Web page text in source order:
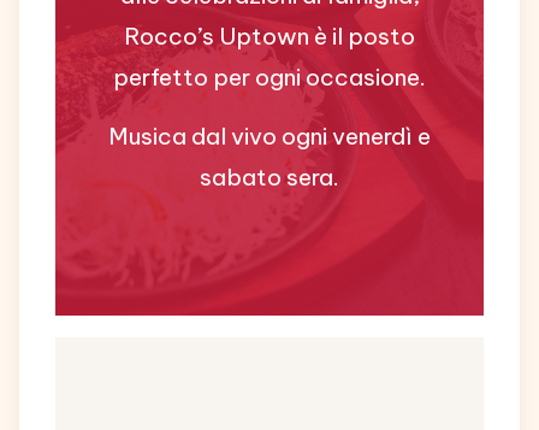
Rocco’s Uptown è il posto
perfetto per ogni occasione.
Musica dal vivo ogni venerdì e
sabato sera.